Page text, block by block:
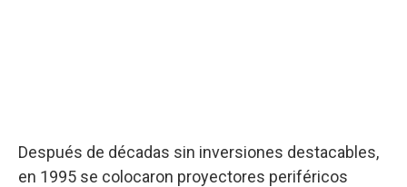
Después de décadas sin inversiones destacables,
en 1995 se colocaron proyectores periféricos